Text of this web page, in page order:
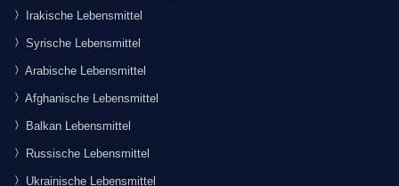
Irakische Lebensmittel
Syrische Lebensmittel
Arabische Lebensmittel
Afghanische Lebensmittel
Balkan Lebensmittel
Russische Lebensmittel
Ukrainische Lebensmittel